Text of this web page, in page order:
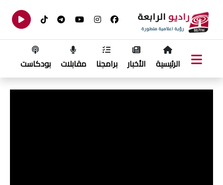
الرئيسية الأخبار برامجنا مقابلات بودكاست